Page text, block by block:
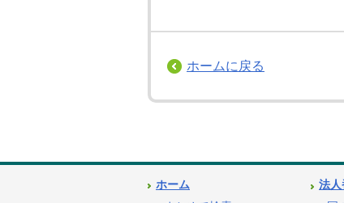
ホームに戻る
ホーム
法人